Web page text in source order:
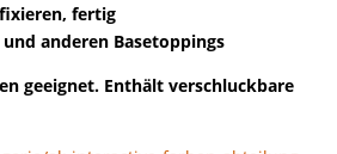
fertig
anderen Basetoppings
geeignet. Enthält verschluckbare